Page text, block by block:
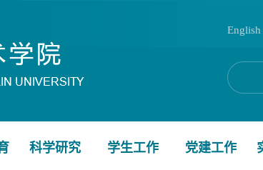
English
科学研究 学生工作 党建工作